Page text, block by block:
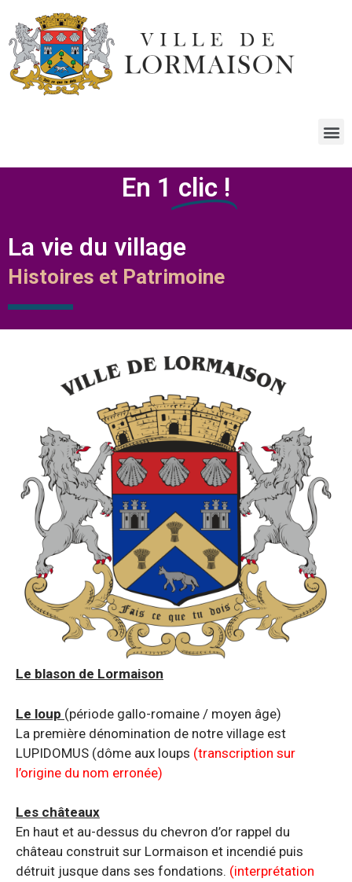
En 1 clic !
La vie du village
Histoires et Patrimoine
Le blason de Lormaison
Le loup (période gallo-romaine / moyen âge)
La première dénomination de notre village est
LUPIDOMUS (dôme aux loups (transcription sur
l’origine du nom erronée)
Les châteaux
En haut et au-dessus du chevron d’or rappel du
château construit sur Lormaison et incendié puis
détruit jusque dans ses fondations. (interprétation